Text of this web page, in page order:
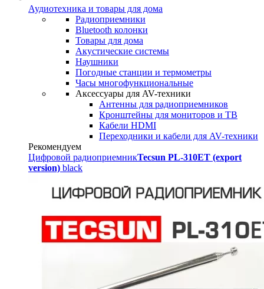
Аудиотехника и товары для дома
Радиоприемники
Bluetooth колонки
Товары для дома
Акустические системы
Наушники
Погодные станции и термометры
Часы многофункциональные
Аксессуары для AV-техники
Антенны для радиоприемников
Кронштейны для мониторов и ТВ
Кабели HDMI
Переходники и кабели для AV-техники
Рекомендуем
Цифровой радиоприемникTecsun PL-310ET (export
version) black